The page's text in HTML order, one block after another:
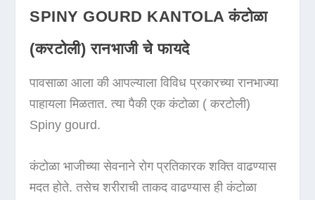
SPINY GOURD KANTOLA कंटोळा
(करटोली) रानभाजी चे फायदे
पावसाळा आला की आपल्याला विविध प्रकारच्या रानभाज्या
पाहायला मिळतात. त्या पैकी एक कंटोळा ( करटोली)
Spiny gourd.
कंटोळा भाजीच्या सेवनाने रोग प्रतिकारक शक्ति वाढण्यास
मदत होते. तसेच शरीराची ताकद वाढण्यास ही कंटोळा